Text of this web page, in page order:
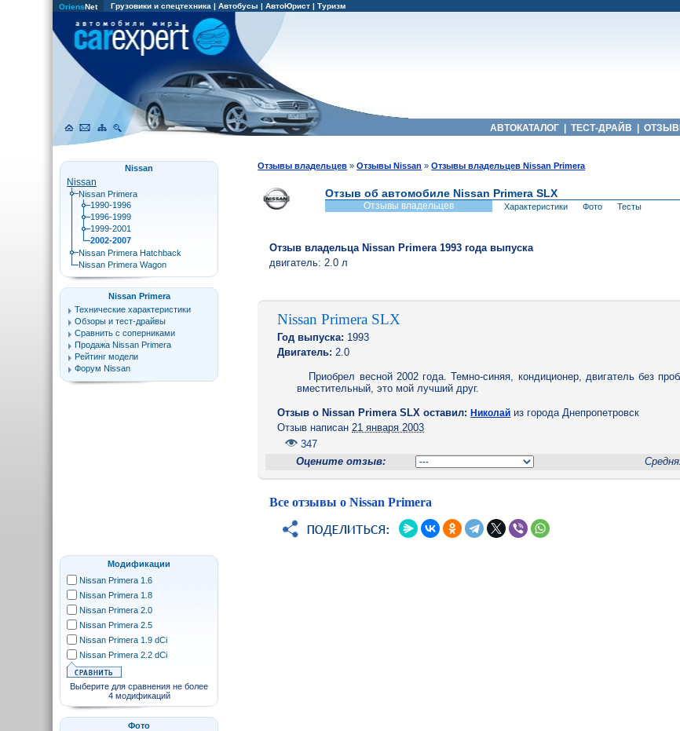
OriensNet Грузовики и спецтехника | Автобусы | АвтоЮрист | Туризм
АВТОКАТАЛОГ ТЕСТ-ДРАЙВ
Отзывы владельцев »Отзывы Nissan »Отзывы владельцев Nissan Primera
Отзыв об автомобиле Nissan Primera SLX
Отзывы владельцев Характеристики Фото Тесты
Отзыв владельца Nissan Primera 1993 года выпуска
двигатель:2.0 л
Nissan Primera SLX
Год выпуска: 1993
Двигатель: 2.0
Приобрел весной 2002 года. Темно-синяя, кондиционер, двигатель без
вместительный, это мой лучший друг.
Отзыв o Nissan Primera SLX оставил: Николай из города Днепропетровск
Отзыв написан21 января 2003
347
Оцените отзыв:
Все отзывы о Nissan Primera
Nissan
Nissan
Nissan Primera
1990-1996
1996-1999
1999-2001
2002-2007
Nissan Primera Hatchback
Nissan Primera Wagon
Nissan Primera
Технические характеристики
Обзоры и тест-драйвы
Сравнить с соперниками
Продажа Nissan Primera
Рейтинг модели
Форум Nissan
Модификации
Nissan Primera 1.6
Nissan Primera 1.8
Nissan Primera 2.0
Nissan Primera 2.5
Nissan Primera 1.9 dCi
Nissan Primera 2.2 dCi
Выберите для сравнения не более
4 модификаций
Фото